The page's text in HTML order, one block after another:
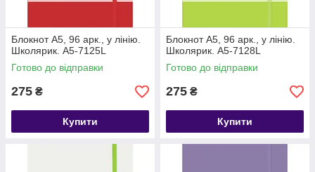
Блокнот А5, 96 арк., у лінію.
Школярик. А5-7125L
Готово до відправки
275 ₴
Купити
Блокнот А5, 96 арк., у лінію.
Школярик. А5-7128L
Готово до відправки
275 ₴
Купити